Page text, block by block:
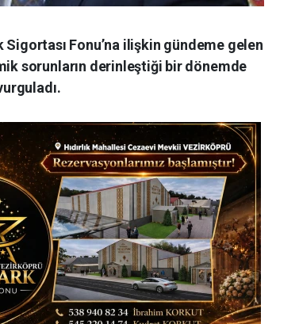
Fonu’na ilişkin gündeme gelen
sorunların derinleştiği bir dönemde